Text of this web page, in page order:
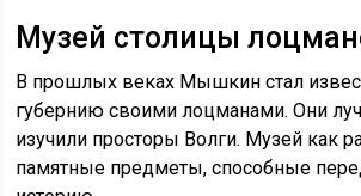
Музей столицы
В прошлых веках Мышкин стал
губернию своими лоцманами. Они
изучили просторы Волги. Музей как
памятные предметы, способные